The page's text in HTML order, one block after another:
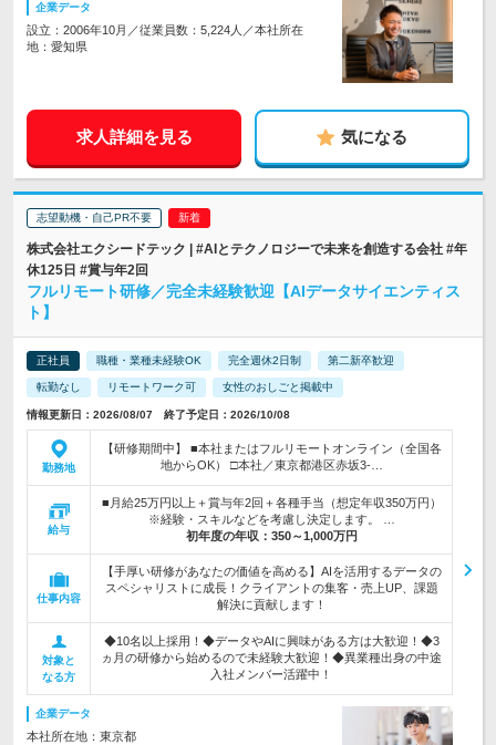
企業データ
設立：2006年10月／従業員数：5,224人／本社所在
地：愛知県
求人詳細を見る 気になる
志望動機・自己PR不要
株式会社エクシードテック | #AIとテクノロジーで未来を創造する会社 #年
休125日 #賞与年2回
フルリモート研修／完全未経験歓迎【AIデータサイエンティス
ト】
正社員 職種・業種未経験OK 完全週休2日制 第二新卒歓迎
転勤なし リモートワーク可 女性のおしごと掲載中
情報更新日：2026/08/07 終了予定日：2026/10/08
勤務地
【研修期間中】 ■本社またはフルリモートオンライン（全国各
地からOK） □本社／東京都港区赤坂3-…
給与
■月給25万円以上＋賞与年2回＋各種手当（想定年収350万円）
※経験・スキルなどを考慮し決定します。 …
初年度の年収： 350～1,000万円
仕事内容
【手厚い研修があなたの価値を高める】AIを活用するデータの
スペシャリストに成長！クライアントの集客・売上UP、課題
解決に貢献します！
対象と
なる方
◆10名以上採用！◆データやAIに興味がある方は大歓迎！◆3
ヵ月の研修から始めるので未経験大歓迎！◆異業種出身の中途
入社メンバー活躍中！
企業データ
本社所在地：東京都